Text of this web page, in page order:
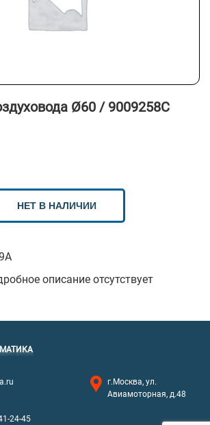
Ø60 / 9009258C
НЕТ В НАЛИЧИИ
описание отсутствует
г.Москва, ул.
Авиамоторная, д.48
24-45